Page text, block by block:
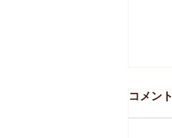
コメント